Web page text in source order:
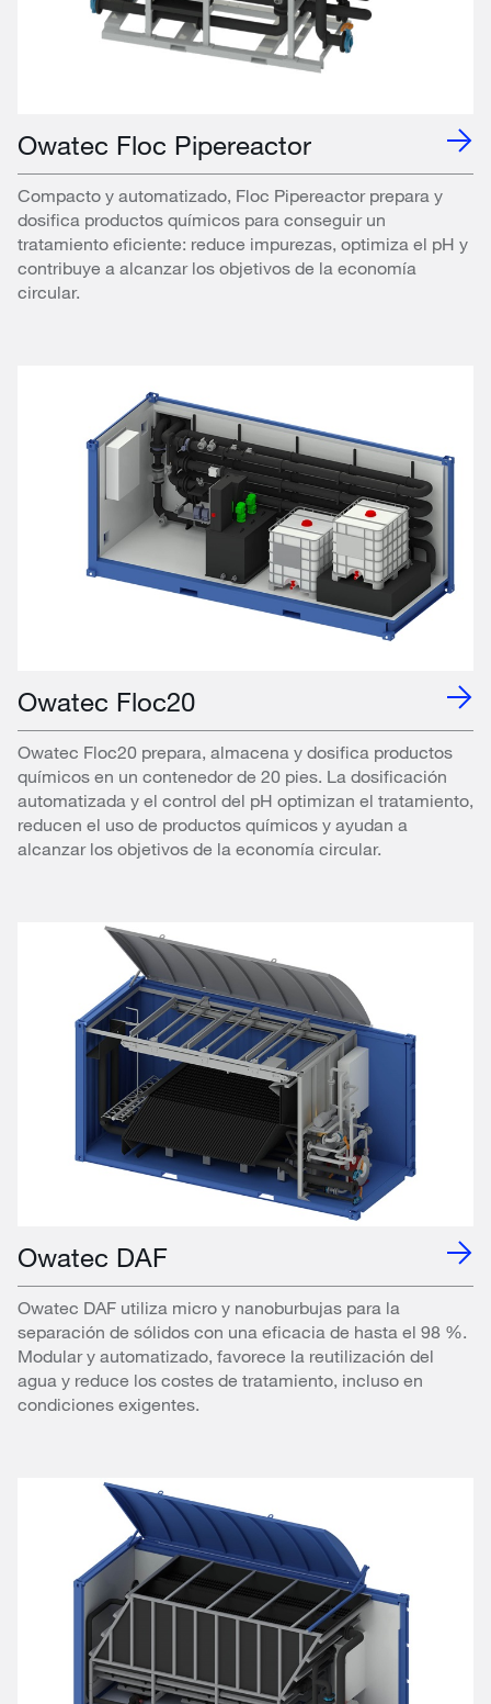
Owatec Floc Pipereactor
Compacto y automatizado, Floc Pipereactor prepara y
dosifica productos químicos para conseguir un
tratamiento eficiente: reduce impurezas, optimiza el pH y
contribuye a alcanzar los objetivos de la economía
circular.
Owatec Floc20
Owatec Floc20 prepara, almacena y dosifica productos
químicos en un contenedor de 20 pies. La dosificación
automatizada y el control del pH optimizan el tratamiento,
reducen el uso de productos químicos y ayudan a
alcanzar los objetivos de la economía circular.
Owatec DAF
Owatec DAF utiliza micro y nanoburbujas para la
separación de sólidos con una eficacia de hasta el 98 %.
Modular y automatizado, favorece la reutilización del
agua y reduce los costes de tratamiento, incluso en
condiciones exigentes.